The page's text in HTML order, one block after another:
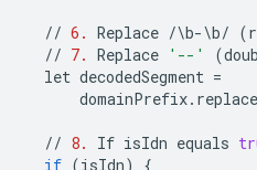
// 6. Replace /\b-\b/ (
// 7. Replace '--' (
let decodedSegment =
domainPrefix.
// 8. If isIdn equals
if (isIdn) {